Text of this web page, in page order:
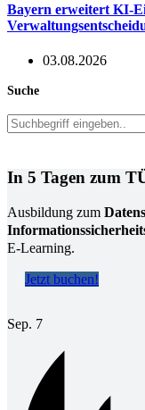
Bayern erweitert KI-
03.08.2026
Suche
Ergebnisse
In 5 Tagen zum
Ausbildung zum
E-Learning.
Jetzt buchen!
Sep. 7